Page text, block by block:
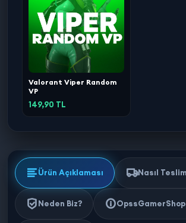
Valorant Viper Random
VP
149,90 TL
Ürün Açıklaması Nasıl
Neden Biz?